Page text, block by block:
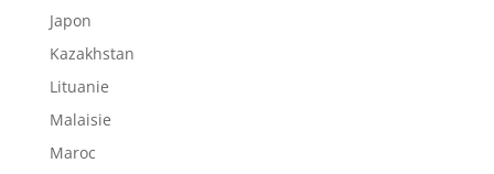
Japon
Kazakhstan
Lituanie
Malaisie
Maroc